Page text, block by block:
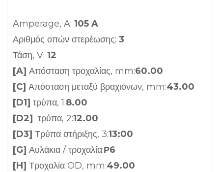
Amperage, A: 105 A
Αριθμός οπών στερέωσης: 3
Τάση, V: 12
[A] Απόσταση τροχαλίας, mm:60.00
[C] Απόσταση μεταξύ βραχιόνων, mm:43.00
[D1] τρύπα, 1:8.00
[D2] τρύπα, 2:12.00
[D3] Τρύπα στήριξης, 3:13:00
[G] Αυλάκια / τροχαλία:Ρ6
[H] Τροχαλία OD, mm:49.00